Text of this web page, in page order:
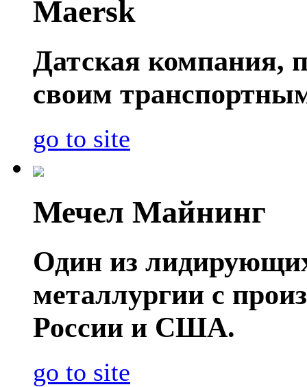
Maersk
Датская компания,
своим
go to site
Мечел Майнинг
Один из
металлургии с
России и США.
go to site